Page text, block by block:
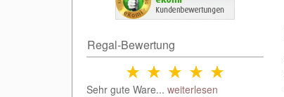
Regal-Bewertung
Sehr gute Ware... weiterlesen